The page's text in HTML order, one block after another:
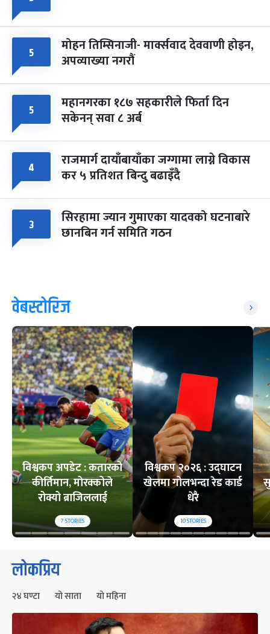
५ मोहन तिम्सिनाजी- मार्क्सवाद देववाणी होइन,
अपव्याख्या नगरौं
५ महानगरका १८७ सहकारीले फिर्ता दिन
सकेनन् सवा ८ अर्ब
४ राजमार्ग दायाँबायाँका जग्गामा लाग्ने विकास
कर ५ प्रतिशत बिन्दु बढाइँदै
३ सिरहामा ज्यान गुमाएका यादवको घटनाबारे
छानबिन गर्न समिति गठन
वेबस्टोरिज
विश्वकप अपडेट : कतारको
कीर्तिमान, मोरक्कोले
रोक्यो ब्राजिललाई
7STORIES
विश्वकप २०२६ : उद्घाटन
खेलमा गोलभन्दा रेड कार्ड
धेरै
10STORIES
लोकप्रिय
२४ घण्टा यो साता यो महिना